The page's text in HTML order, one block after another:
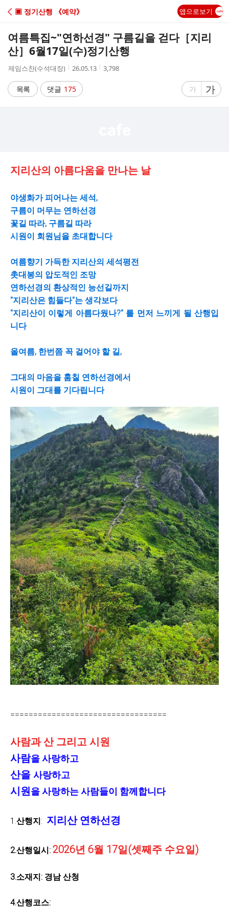
C
A
▣ 정기산행 《예약》 앱으로보기
여름특집~"연하선경" 구름길을 걷다［지리
산］6월17일(수)정기산행
작
자
제임스찬(수석대장)
작
시
간
26.05.13
조
3,798
목록 댓글 175
글
가
글
자
가
지리산의 아름다움을 만나는 날
야생화가 피어나는 세석,
구름이 머무는 연하선경
꽃길 따라, 구름길 따라
시원이 회원님을 초대합니다
여름향기 가득한 지리산의 세석평전
촛대봉의 압도적인 조망
연하선경의 환상적인 능선길까지
"지리산은 힘들다"는 생각보다
"지리산이 이렇게 아름다웠나?" 를 먼저 느끼게 될 산행입
니다
올여름, 한번쯤 꼭 걸어야 할 길,
그대의 마음을 훔칠 연하선경에서
시원이 그대를 기다립니다
==================================
사람과산 그리고 시원
사람을 사랑하고
산을 사랑하고
시원을 사랑하는 사람들이 함께합니다
1.산행지: 지리산 연하선경
2.산행일시: 2026년 6월 17일(셋째주 수요일)
3.소재지: 경남 산청
4.산행코스: